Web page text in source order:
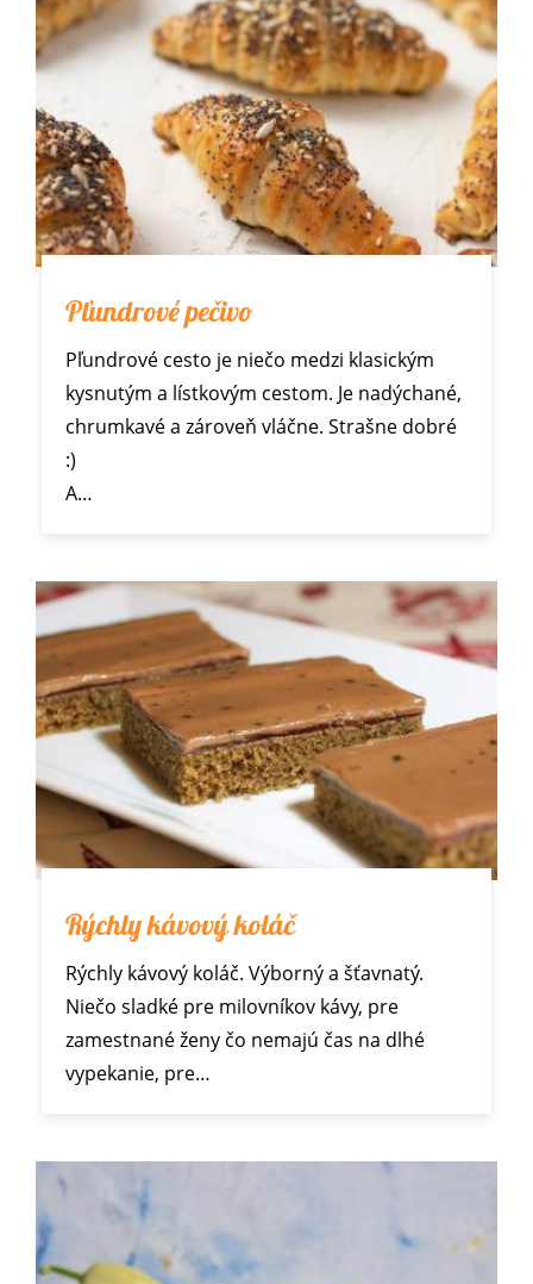
Pľundrové pečivo
Pľundrové cesto je niečo medzi klasickým
kysnutým a lístkovým cestom. Je nadýchané,
chrumkavé a zároveň vláčne. Strašne dobré
:)
A…
Rýchly kávový koláč
Rýchly kávový koláč. Výborný a šťavnatý.
Niečo sladké pre milovníkov kávy, pre
zamestnané ženy čo nemajú čas na dlhé
vypekanie, pre…